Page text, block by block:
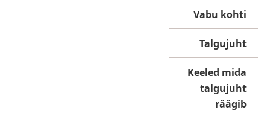
Vabu kohti
Talgujuht
Keeled mida
talgujuht
räägib